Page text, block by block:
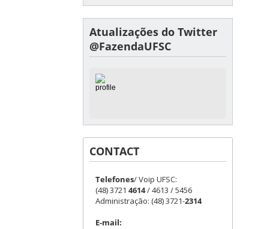
Atualizações do Twitter
@FazendaUFSC
CONTACT
Telefones/ Voip UFSC:
(48) 3721 4614/ 4613 / 5456
Administração: (48) 3721-2314
E-mail: